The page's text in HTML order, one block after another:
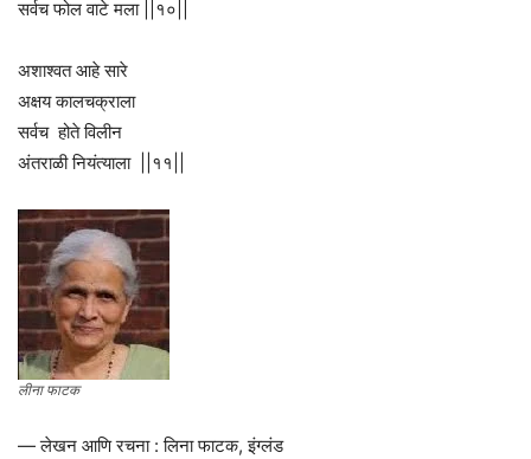
सर्वच फोल वाटे मला ||१०||
अशाश्वत आहे सारे
अक्षय कालचक्राला
सर्वच होते विलीन
अंतराळी नियंत्याला ||११||
लीना फाटक
— लेखन आणि रचना : लिना फाटक, इंग्लंड